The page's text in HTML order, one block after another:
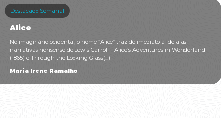
Destacado Semanal
Alice
No imaginário ocidental, o nome “Alice” traz de imediato à ideia as
narrativas nonsense de Lewis Carroll – Alice’s Adventures in Wonderland
(1865) e Through the Looking Glass(...)
Maria Irene Ramalho